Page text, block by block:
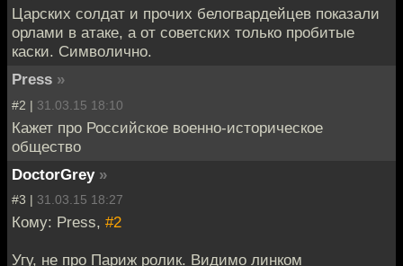
Царских солдат и прочих белогвардейцев показали
орлами в атаке, а от советских только пробитые
каски. Символично.
Press »
#2 | 31.03.15 18:10
Кажет про Российское военно-историческое
общество
DoctorGrey »
#3 | 31.03.15 18:27
Кому: Press, #2
Угу, не про Париж ролик. Видимо линком